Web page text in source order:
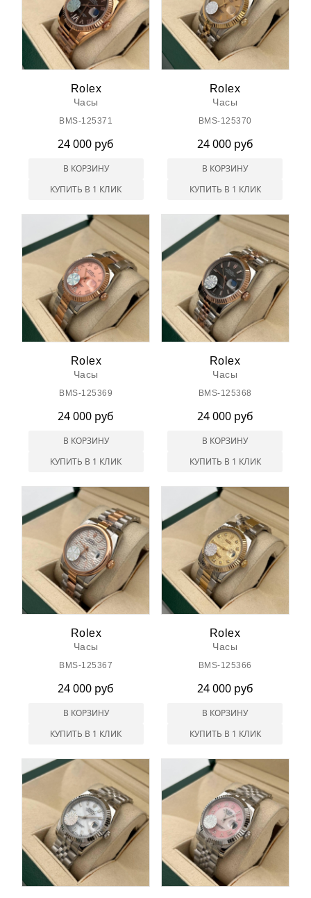
Rolex
Часы
BMS-125371
24 000 руб
В КОРЗИНУ
КУПИТЬ В 1 КЛИК
Rolex
Часы
BMS-125370
24 000 руб
В КОРЗИНУ
КУПИТЬ В 1 КЛИК
Rolex
Часы
BMS-125369
24 000 руб
В КОРЗИНУ
КУПИТЬ В 1 КЛИК
Rolex
Часы
BMS-125368
24 000 руб
В КОРЗИНУ
КУПИТЬ В 1 КЛИК
Rolex
Часы
BMS-125367
24 000 руб
В КОРЗИНУ
КУПИТЬ В 1 КЛИК
Rolex
Часы
BMS-125366
24 000 руб
В КОРЗИНУ
КУПИТЬ В 1 КЛИК